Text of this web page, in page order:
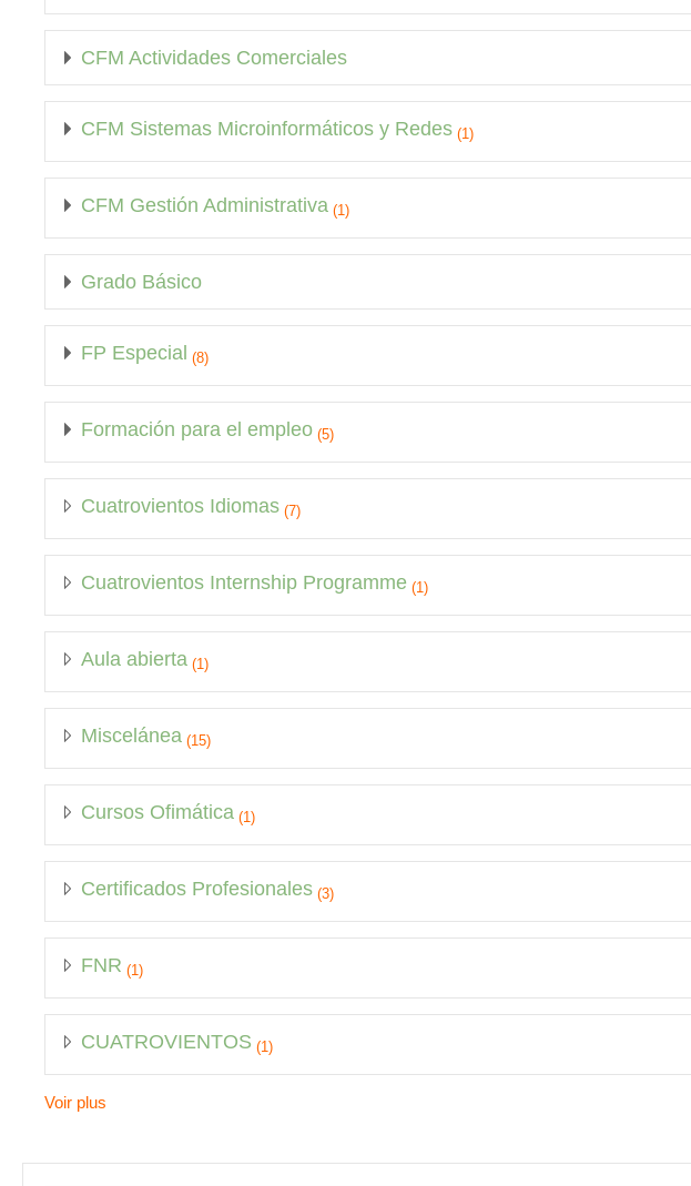
CFM Actividades Comerciales
CFM Sistemas Microinformáticos y Redes (1)
CFM Gestión Administrativa (1)
Grado Básico
FP Especial (8)
Formación para el empleo (5)
Cuatrovientos Idiomas (7)
Cuatrovientos Internship Programme (1)
Aula abierta (1)
Miscelánea (15)
Cursos Ofimática (1)
Certificados Profesionales (3)
FNR (1)
CUATROVIENTOS (1)
Voir plus